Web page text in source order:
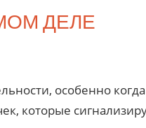
ДЕЛЕ
особенно когда
которые